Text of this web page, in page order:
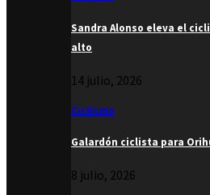
Sandra Alonso eleva el
alto
14 julio, 2026
Ciclismo
Galardón ciclista para
8 julio, 2026